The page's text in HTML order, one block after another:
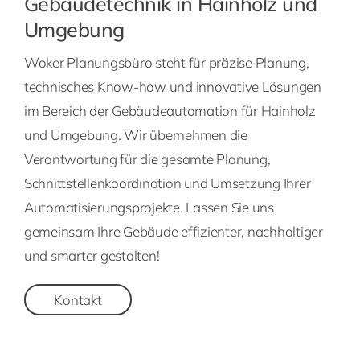
Umgebung
Woker Planungsbüro steht für präzise Planung,
technisches Know-how und innovative Lösungen
im Bereich der Gebäudeautomation für Hainholz
und Umgebung. Wir übernehmen die
Verantwortung für die gesamte Planung,
Schnittstellenkoordination und Umsetzung Ihrer
Automatisierungsprojekte. Lassen Sie uns
gemeinsam Ihre Gebäude effizienter, nachhaltiger
und smarter gestalten!
Kontakt